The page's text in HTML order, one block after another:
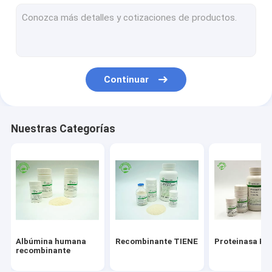
VEGF recombinante
Continuar
Nuestras Categorías
Albúmina humana
recombinante
Recombinante TIENE Proteinasa K